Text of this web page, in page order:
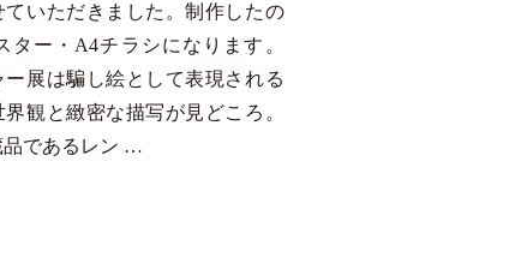
ていただきました。制作したの
ター・A4チラシになります。
ー展は騙し絵として表現される
観と緻密な描写が見どころ。
品であるレン …